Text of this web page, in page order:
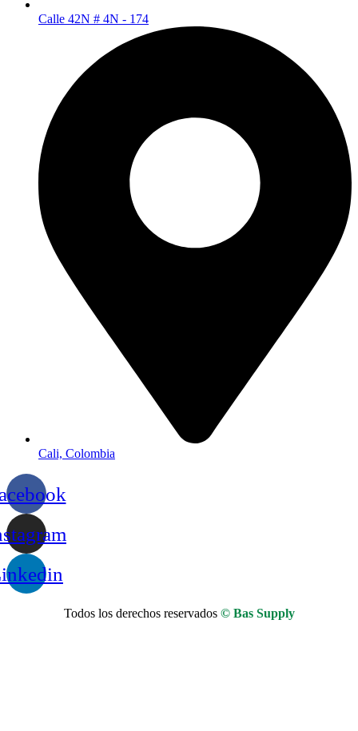
Calle 42N # 4N - 174
Cali, Colombia
Todos los derechos reservados © Bas Supply